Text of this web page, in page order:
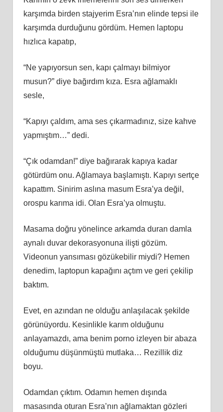
karşımda birden stajyerim Esra’nın elinde tepsi ile
karşımda durduğunu gördüm. Hemen laptopu
hızlıca kapatıp,
“Ne yapıyorsun sen, kapı çalmayı bilmiyor
musun?” diye bağırdım kıza. Esra ağlamaklı
sesle,
“Kapıyı çaldım, ama ses çıkarmadınız, size kahve
yapmıştım…” dedi.
“Çık odamdan!” diye bağırarak kapıya kadar
götürdüm onu. Ağlamaya başlamıştı. Kapıyı sertçe
kapattım. Sinirim aslına masum Esra’ya değil,
orospu karıma idi. Olan Esra’ya olmuştu.
Masama doğru yönelince arkamda duran damla
aynalı duvar dekorasyonuna ilişti gözüm.
Videonun yansıması gözükebilir miydi? Hemen
denedim, laptopun kapağını açtım ve geri çekilip
baktım.
Evet, en azından ne olduğu anlaşılacak şekilde
görünüyordu. Kesinlikle karım olduğunu
anlayamazdı, ama benim porno izleyen bir abaza
olduğumu düşünmüştü mutlaka… Rezillik diz
boyu.
Odamdan çıktım. Odamın hemen dışında
masasında oturan Esra’nın ağlamaktan gözleri